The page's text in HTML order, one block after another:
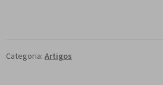
Categoria: Artigos